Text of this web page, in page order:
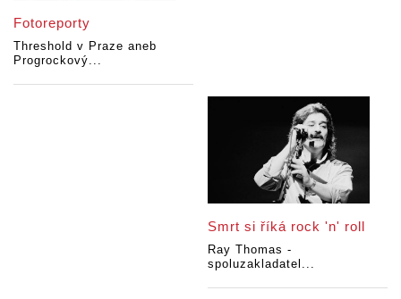
Fotoreporty
Threshold v Praze aneb
Progrockový...
Smrt si říká rock 'n' roll
Ray Thomas -
spoluzakladatel...